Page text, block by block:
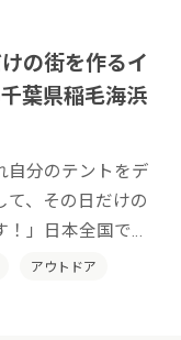
の街を作るイ
葉県稲毛海浜
自分のテントをデ
て、その日だけの
」日本全国でそ
を開催していき
アウトドア